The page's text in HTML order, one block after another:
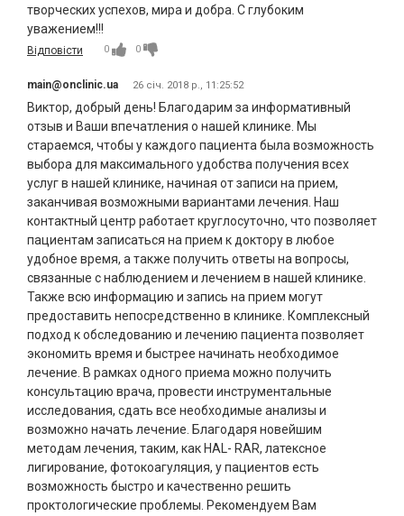
творческих успехов, мира и добра. С глубоким
уважением!!!
Відповісти 0 0
main@onclinic.ua 26 січ. 2018 р., 11:25:52
Виктор, добрый день! Благодарим за информативный
отзыв и Ваши впечатления о нашей клинике. Мы
стараемся, чтобы у каждого пациента была возможность
выбора для максимального удобства получения всех
услуг в нашей клинике, начиная от записи на прием,
заканчивая возможными вариантами лечения. Наш
контактный центр работает круглосуточно, что позволяет
пациентам записаться на прием к доктору в любое
удобное время, а также получить ответы на вопросы,
связанные с наблюдением и лечением в нашей клинике.
Также всю информацию и запись на прием могут
предоставить непосредственно в клинике. Комплексный
подход к обследованию и лечению пациента позволяет
экономить время и быстрее начинать необходимое
лечение. В рамках одного приема можно получить
консультацию врача, провести инструментальные
исследования, сдать все необходимые анализы и
возможно начать лечение. Благодаря новейшим
методам лечения, таким, как HAL- RAR, латексное
лигирование, фотокоагуляция, у пациентов есть
возможность быстро и качественно решить
проктологические проблемы. Рекомендуем Вам